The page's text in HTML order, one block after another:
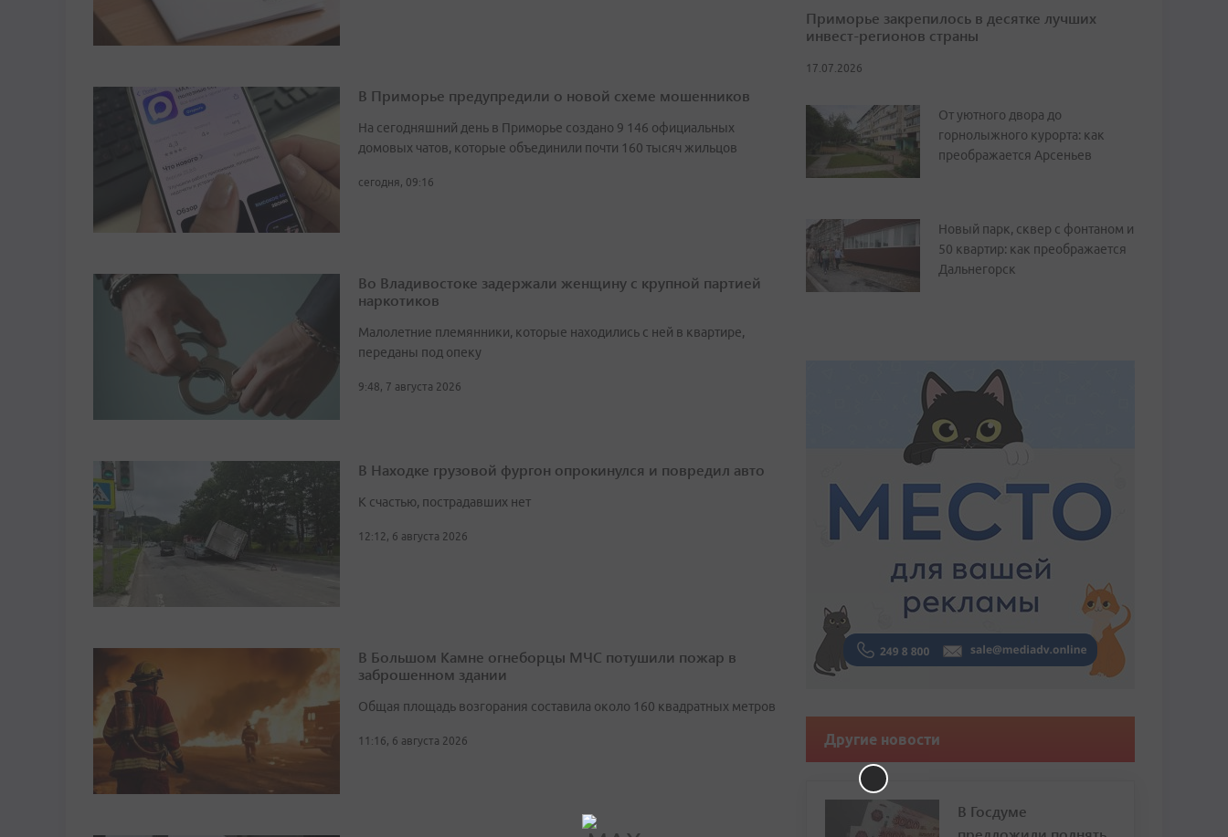
В Приморье предупредили о новой схеме мошенников
На сегодняшний день в Приморье создано 9 146 официальных
домовых чатов, которые объединили почти 160 тысяч жильцов
сегодня, 09:16
Во Владивостоке задержали женщину с крупной партией
наркотиков
Малолетние племянники, которые находились с ней в квартире,
переданы под опеку
9:48, 7 августа 2026
В Находке грузовой фургон опрокинулся и повредил авто
К счастью, пострадавших нет
12:12, 6 августа 2026
В Большом Камне огнеборцы МЧС потушили пожар в
заброшенном здании
Общая площадь возгорания составила около 160 квадратных метров
11:16, 6 августа 2026
Приморье закрепилось в десятке лучших
инвест-регионов страны
17.07.2026
От уютного двора до
горнолыжного курорта: как
преображается Арсеньев
Новый парк, сквер с фонтаном и
50 квартир: как преображается
Дальнегорск
Другие новости
В Госдуме